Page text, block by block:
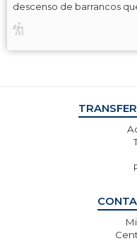
descenso de barrancos
localidad de Ronda